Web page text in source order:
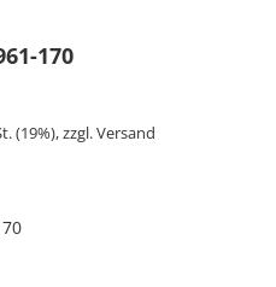
170
138,00 €
ist: 124,20 €.
(19%), zzgl. Versand